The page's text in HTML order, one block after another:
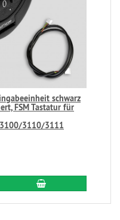
schwarz
FSM Tastatur für
3110/3111